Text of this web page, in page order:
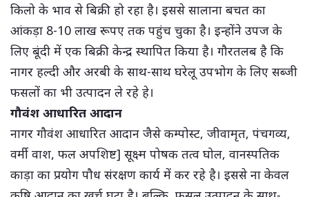
किलो के भाव से बिक्री हो रहा है। इससे सालाना बचत का
आंकड़ा 8-10 लाख रूपए तक पहुंच चुका है। इन्होंने उपज के
लिए बूंदी में एक बिक्री केन्द्र स्थापित किया है। गौरतलब है कि
नागर हल्दी और अरबी के साथ-साथ घरेलू उपभोग के लिए सब्जी
फसलों का भी उत्पादन ले रहे हे।
गौवंश आधारित आदान
नागर गौवंश आधारित आदान जैसे कम्पोस्ट, जीवामृत, पंचगव्य,
वर्मी वाश, फल अपशिष्ट] सूक्ष्म पोषक तत्व घोल, वानस्पतिक
काड़ा का प्रयोग पौध संरक्षण कार्य में कर रहे है। इससे ना केवल